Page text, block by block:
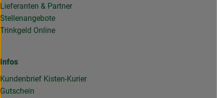
Lieferanten & Partner
Stellenangebote
Trinkgeld Online
Infos
Kundenbrief Kisten-Kurier
Gutschein